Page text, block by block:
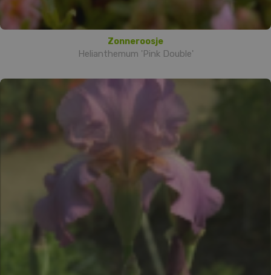
Zonneroosje
Helianthemum 'Pink Double'